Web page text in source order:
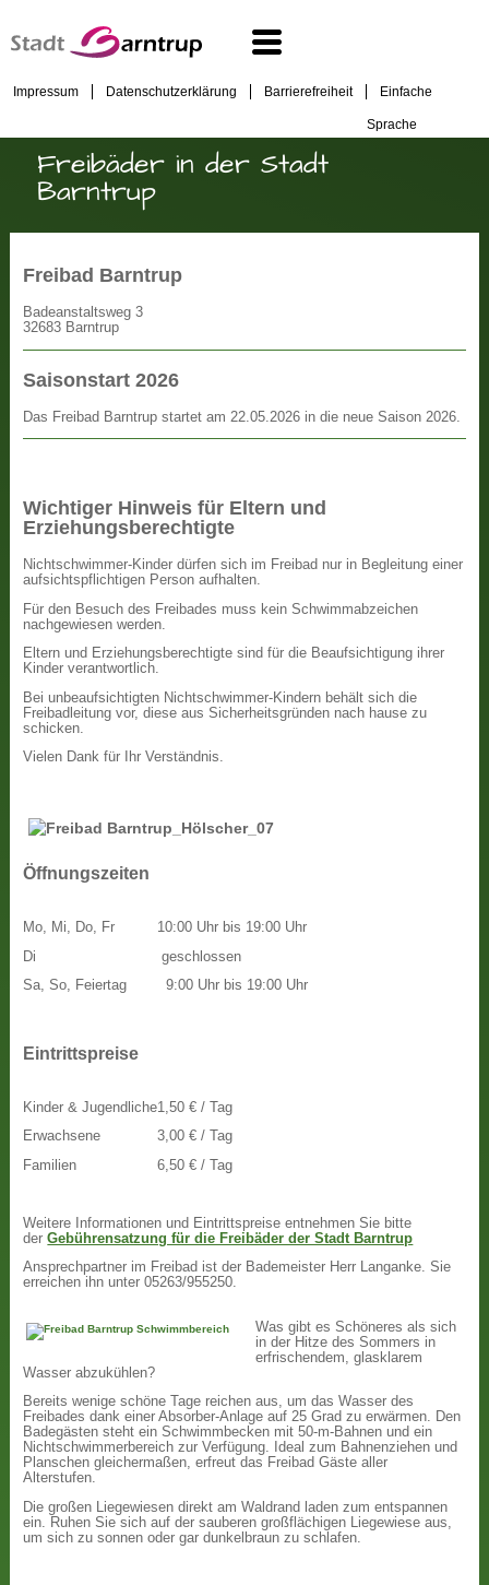
Impressum Datenschutzerklärung Barrierefreiheit Einfache
Sprache
Freibäder in der Stadt
Barntrup
Freibad Barntrup
Badeanstaltsweg 3
32683 Barntrup
Saisonstart 2026
Das Freibad Barntrup startet am 22.05.2026 in die neue Saison 2026.
Wichtiger Hinweis für Eltern und
Erziehungsberechtigte
Nichtschwimmer-Kinder dürfen sich im Freibad nur in Begleitung einer
aufsichtspflichtigen Person aufhalten.
Für den Besuch des Freibades muss kein Schwimmabzeichen
nachgewiesen werden.
Eltern und Erziehungsberechtigte sind für die Beaufsichtigung ihrer
Kinder verantwortlich.
Bei unbeaufsichtigten Nichtschwimmer-Kindern behält sich die
Freibadleitung vor, diese aus Sicherheitsgründen nach hause zu
schicken.
Vielen Dank für Ihr Verständnis.
Öffnungszeiten
Mo, Mi, Do, Fr
Di
Sa, So, Feiertag
10:00 Uhr bis 19:00 Uhr
geschlossen
9:00 Uhr bis 19:00 Uhr
Eintrittspreise
Kinder & Jugendliche
Erwachsene
Familien
1,50 € / Tag
3,00 € / Tag
6,50 € / Tag
Weitere Informationen und Eintrittspreise entnehmen Sie bitte
derGebührensatzung für die Freibäder der Stadt Barntrup
Ansprechpartner im Freibad ist der Bademeister Herr Langanke. Sie
erreichen ihn unter 05263/955250.
Was gibt es Schöneres als sich
in der Hitze des Sommers in
erfrischendem, glasklarem
Wasser abzukühlen?
Bereits wenige schöne Tage reichen aus, um das Wasser des
Freibades dank einer Absorber-Anlage auf 25 Grad zu erwärmen. Den
Badegästen steht ein Schwimmbecken mit 50-m-Bahnen und ein
Nichtschwimmerbereich zur Verfügung. Ideal zum Bahnenziehen und
Planschen gleichermaßen, erfreut das Freibad Gäste aller
Alterstufen.
Die großen Liegewiesen direkt am Waldrand laden zum entspannen
ein. Ruhen Sie sich auf der sauberen großflächigen Liegewiese aus,
um sich zu sonnen oder gar dunkelbraun zu schlafen.